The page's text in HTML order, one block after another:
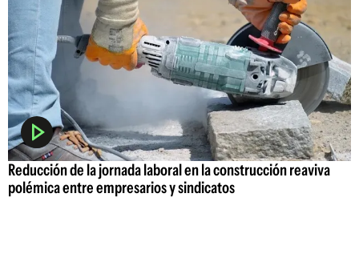
Reducción de la jornada laboral en la construcción reaviva
polémica entre empresarios y sindicatos